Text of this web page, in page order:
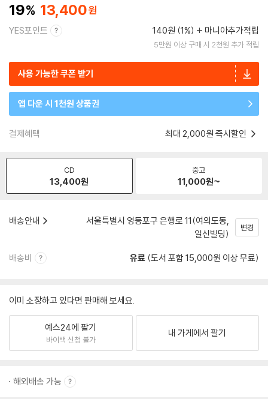
19 13,400
YES포인트 140원 (1%) 마니아추가적립
5만원 이상 구매 시 2천원 추가 적립
사용 가능한 쿠폰 받기
앱 다운 시 1천원 상품권
결제혜택 최대 2,000원 즉시할인
CD
13,400원
중고
11,000원~
배송안내
서울특별시 영등포구 은행로 11(여의도동,
일신빌딩)
변경
배송비 유료 (도서 포함 15,000원 이상 무료)
이미 소장하고 있다면 판매해 보세요.
예스24에 팔기
바이백 신청 불가
내 가게에서 팔기
해외배송 가능